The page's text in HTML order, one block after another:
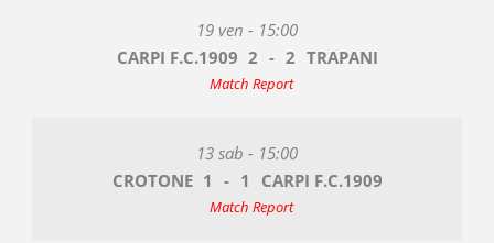
19 ven - 15:00
CARPI F.C.1909 2 - 2 TRAPANI
Match Report
13 sab - 15:00
CROTONE 1 - 1 CARPI F.C.1909
Match Report